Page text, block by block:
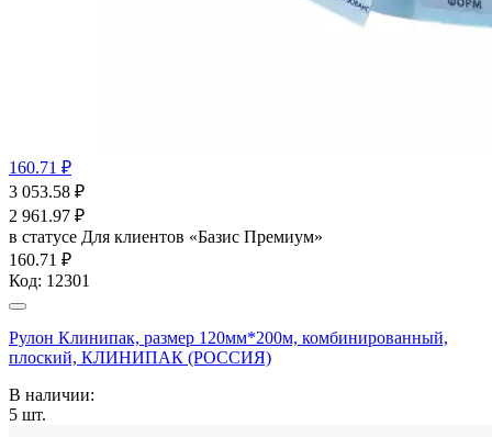
160.71 ₽
3 053.58 ₽
2 961.97 ₽
в статусе Для клиентов «Базис Премиум»
160.71 ₽
Код: 12301
Рулон Клинипак, размер 120мм*200м, комбинированный,
плоский, КЛИНИПАК (РОССИЯ)
В наличии:
5 шт.